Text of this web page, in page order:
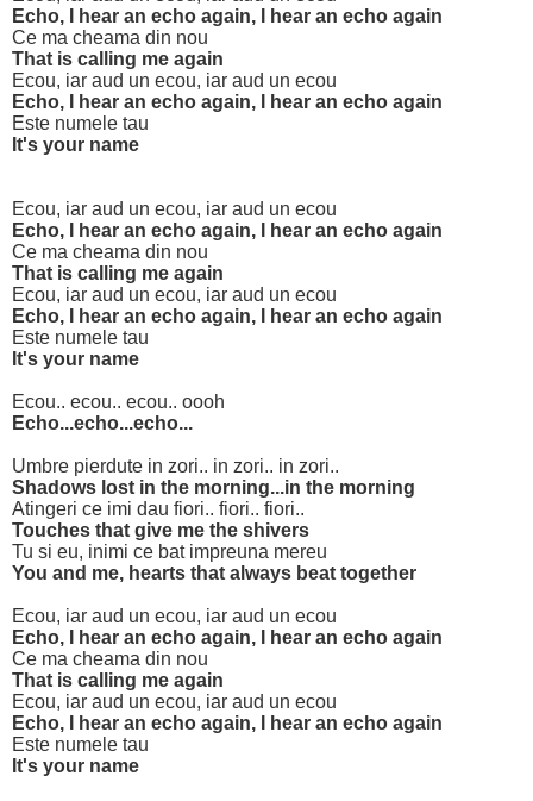
Echo, I hear an echo again, I hear an echo again
Ce ma cheama din nou
That is calling me again
Ecou, iar aud un ecou, iar aud un ecou
Echo, I hear an echo again, I hear an echo again
Este numele tau
It's your name
Ecou, iar aud un ecou, iar aud un ecou
Echo, I hear an echo again, I hear an echo again
Ce ma cheama din nou
That is calling me again
Ecou, iar aud un ecou, iar aud un ecou
Echo, I hear an echo again, I hear an echo again
Este numele tau
It's your name
Ecou.. ecou.. ecou.. oooh
Echo...echo...echo...
Umbre pierdute in zori.. in zori.. in zori..
Shadows lost in the morning...in the morning
Atingeri ce imi dau fiori.. fiori.. fiori..
Touches that give me the shivers
Tu si eu, inimi ce bat impreuna mereu
You and me, hearts that always beat together
Ecou, iar aud un ecou, iar aud un ecou
Echo, I hear an echo again, I hear an echo again
Ce ma cheama din nou
That is calling me again
Ecou, iar aud un ecou, iar aud un ecou
Echo, I hear an echo again, I hear an echo again
Este numele tau
It's your name